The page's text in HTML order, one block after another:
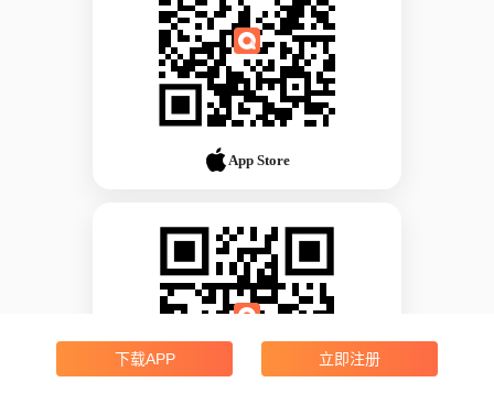
App Store
下载APP 立即注册